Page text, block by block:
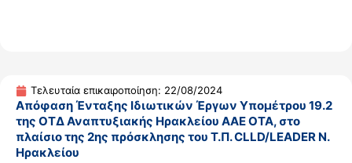
Τελευταία επικαιροποίηση: 22/08/2024
Απόφαση Ένταξης Ιδιωτικών Έργων Υπομέτρου 19.2
της ΟΤΔ Αναπτυξιακής Ηρακλείου ΑΑΕ ΟΤΑ, στο
πλαίσιο της 2ης πρόσκλησης του Τ.Π. CLLD/LEADER Ν.
Ηρακλείου